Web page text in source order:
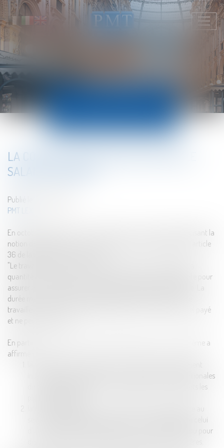
Ouvrir
menu
LA COUR DE CASSATION RÉAFFIRME LE
SALAIRE MINIMUM
Publié le :
PMT LEX
En octobre 2023, la Cour de cassation a rendu six arrêts précisant la
notion de "salaire minimum constitutionnel" en référence à l'article
36 de la Constitution qui stipule :
"Le travailleur a droit à une rémunération proportionnelle à la
quantité et à la qualité de son travail et, en tout cas, suffisante pour
assurer à lui-même et à sa famille une existence libre et digne. La
durée maximale de la journée de travail est fixée par la loi. Le
travailleur a droit au repos hebdomadaire et au congé annuel payé
et ne peut y renoncer".
En particulier, dans les six arrêts susmentionnés, la Cour suprême a
affirmé :
insuffisant appliqué par les conventions collectives nationales
de travail, même si elles ont été signées par les syndicats les
sens de l'article 36 de la Constitution, correspondant à celui
d’une convention collective dans un secteur similaire ou pour